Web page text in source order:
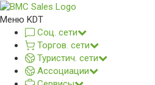
Меню KDT
Соц. сети
Торгов. сети
Туристич. сети
Ассоциации